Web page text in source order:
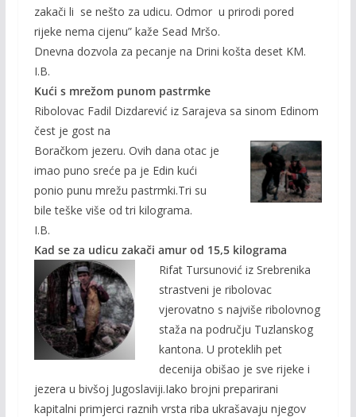
zakači li se nešto za udicu. Odmor u prirodi pored
rijeke nema cijenu” kaže Sead Mršo.
Dnevna dozvola za pecanje na Drini košta deset KM.
I.B.
Kući s mrežom punom pastrmke
Ribolovac Fadil Dizdarević iz Sarajeva sa sinom Edinom
čest je gost na
Boračkom jezeru. Ovih dana otac je
imao puno sreće pa je Edin kući
ponio punu mrežu pastrmki.Tri su
bile teške više od tri kilograma.
I.B.
Kad se za udicu zakači amur od 15,5 kilograma
Rifat Tursunović iz Srebrenika
strastveni je ribolovac
vjerovatno s najviše ribolovnog
staža na području Tuzlanskog
kantona. U proteklih pet
decenija obišao je sve rijeke i
jezera u bivšoj Jugoslaviji.Iako brojni preparirani
kapitalni primjerci raznih vrsta riba ukrašavaju njegov